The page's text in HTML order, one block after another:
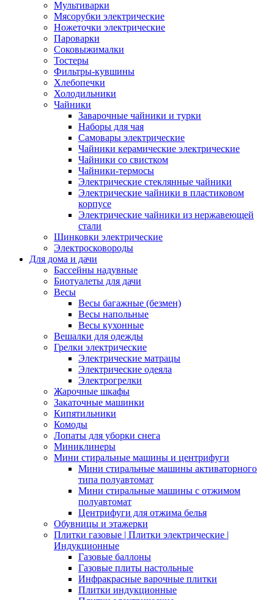
Мультиварки
Мясорубки электрические
Ножеточки электрические
Пароварки
Соковыжималки
Тостеры
Фильтры-кувшины
Хлебопечки
Холодильники
Чайники
Заварочные чайники и турки
Наборы для чая
Самовары электрические
Чайники керамические электрические
Чайники со свистком
Чайники-термосы
Электрические стеклянные чайники
Электрические чайники в пластиковом
корпусе
Электрические чайники из нержавеющей
стали
Шинковки электрические
Электросковороды
Для дома и дачи
Бассейны надувные
Биотуалеты для дачи
Весы
Весы багажные (безмен)
Весы напольные
Весы кухонные
Вешалки для одежды
Грелки электрические
Электрические матрацы
Электрические одеяла
Электрогрелки
Жарочные шкафы
Закаточные машинки
Кипятильники
Комоды
Лопаты для уборки снега
Миниклинеры
Мини стиральные машины и центрифуги
Мини стиральные машины активаторного
типа полуавтомат
Мини стиральные машины с отжимом
полуавтомат
Центрифуги для отжима белья
Обувницы и этажерки
Плитки газовые | Плитки электрические |
Индукционные
Газовые баллоны
Газовые плиты настольные
Инфракрасные варочные плитки
Плитки индукционные